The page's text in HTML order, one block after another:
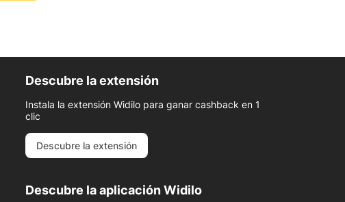
Descubre la extensión
Instala la extensión Widilo para ganar cashback en 1
clic
Descubre la extensión
Descubre la aplicación Widilo